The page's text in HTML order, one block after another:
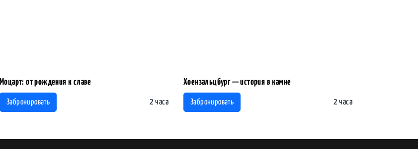
Моцарт: от рождения к славе
Забронировать 2 часа
Хоензальцбург — история в камне
Забронировать 2 часа